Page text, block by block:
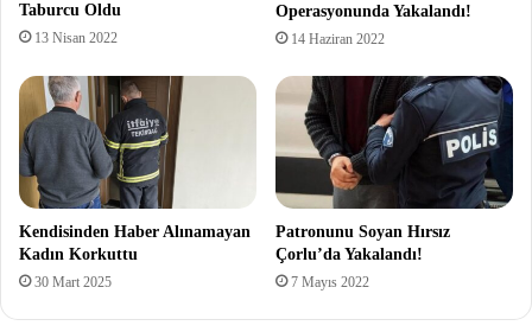
Taburcu Oldu
13 Nisan 2022
Operasyonunda Yakalandı!
14 Haziran 2022
Kendisinden Haber Alınamayan
Kadın Korkuttu
30 Mart 2025
Patronunu Soyan Hırsız
Çorlu’da Yakalandı!
7 Mayıs 2022